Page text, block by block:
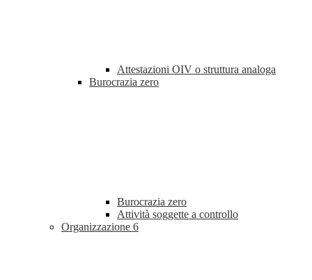
Attestazioni OIV o struttura analoga
Burocrazia zero
Burocrazia zero
Attività soggette a controllo
Organizzazione 6